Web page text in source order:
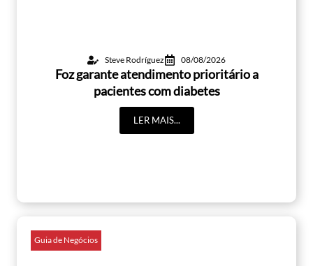
Steve Rodríguez 08/08/2026
Foz garante atendimento prioritário a
pacientes com diabetes
LER MAIS...
Guia de Negócios